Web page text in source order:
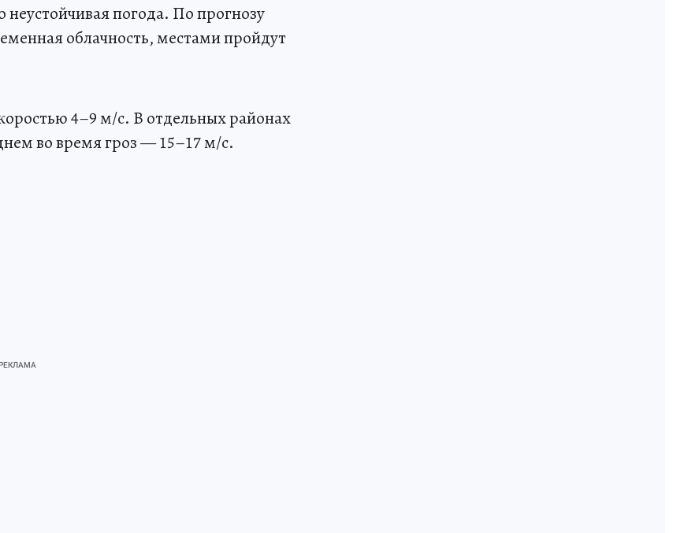
погода. По прогнозу
облачность, местами пройдут
4–9 м/с. В отдельных районах
во время гроз — 15–17 м/с.